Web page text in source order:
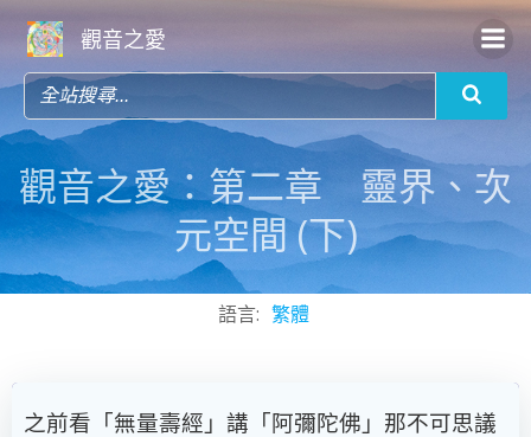
content
觀音之愛
觀音之愛：第二章 靈界、次
元空間 (下)
語言: 繁體
之前看「無量壽經」講「阿彌陀佛」那不可思議